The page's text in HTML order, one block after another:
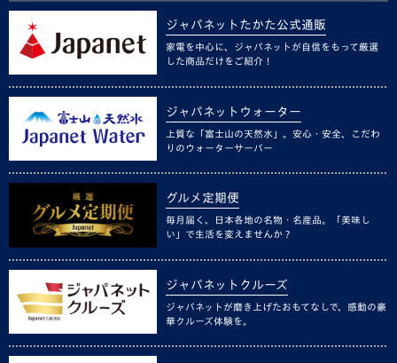
ジャパネットたかた公式通販
家電を中心に、ジャパネットが自信をもって厳選
した商品だけをご紹介！
ジャパネットウォーター
上質な「富士山の天然水」。安心・安全、こだわ
りのウォーターサーバー
グルメ定期便
毎月届く、日本各地の名物・名産品。「美味し
い」で生活を変えませんか？
ジャパネットクルーズ
ジャパネットが磨き上げたおもてなしで、感動の豪
華クルーズ体験を。